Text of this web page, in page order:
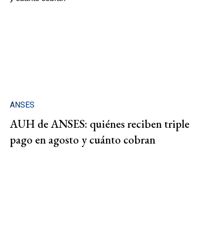
ANSES
AUH de ANSES: quiénes reciben triple
pago en agosto y cuánto cobran